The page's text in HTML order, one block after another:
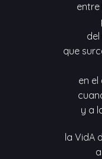
entre
que
en
y a
la VidA